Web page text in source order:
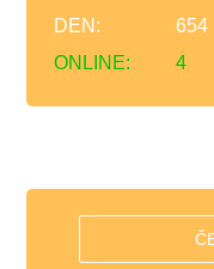
ONLINE: 4
DEN:
654